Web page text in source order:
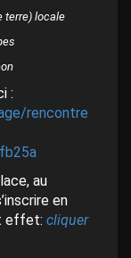
terre) locale
:
rencontre
au
en
effet: cliquer